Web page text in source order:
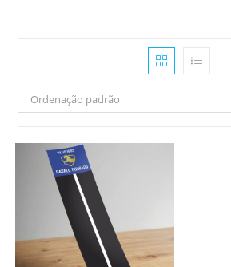
Ordenação padrão